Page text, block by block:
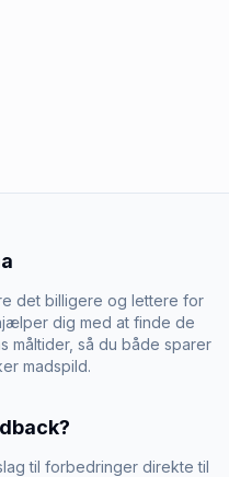
det billigere og lettere for
dig med at finde de
måltider, så du både sparer
madspild.
til forbedringer direkte til